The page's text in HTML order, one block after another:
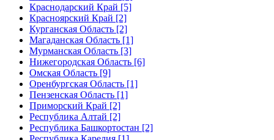
Краснодарский Край [5]
Красноярский Край [2]
Курганская Область [2]
Магаданская Область [1]
Мурманская Область [3]
Нижегородская Область [6]
Омская Область [9]
Оренбургская Область [1]
Пензенская Область [1]
Приморский Край [2]
Республика Алтай [2]
Республика Башкортостан [2]